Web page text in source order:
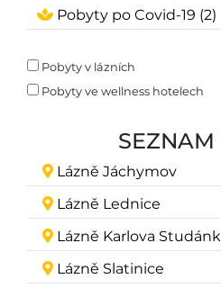
Pobyty po Covid-19 (2)
Pobyty v lázních
Pobyty ve wellness hotelech
SEZNAM
Lázně Jáchymov
Lázně Lednice
Lázně Karlova
Lázně Slatinice